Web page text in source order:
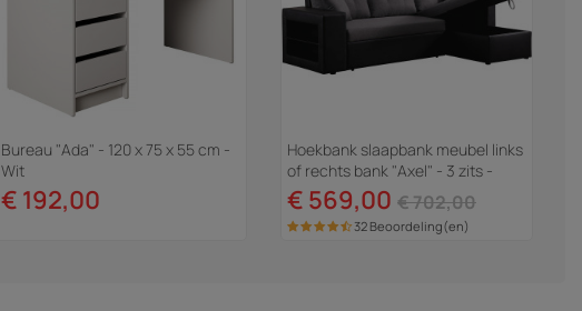
Bureau "Ada" - 120 x 75 x 55 cm -
Wit
€ 192,00
Hoekbank slaapbank meubel links
of rechts bank "Axel" - 3 zits -
Zwart / Grijs
€ 569,00 € 702,00
32 Beoordeling(en)